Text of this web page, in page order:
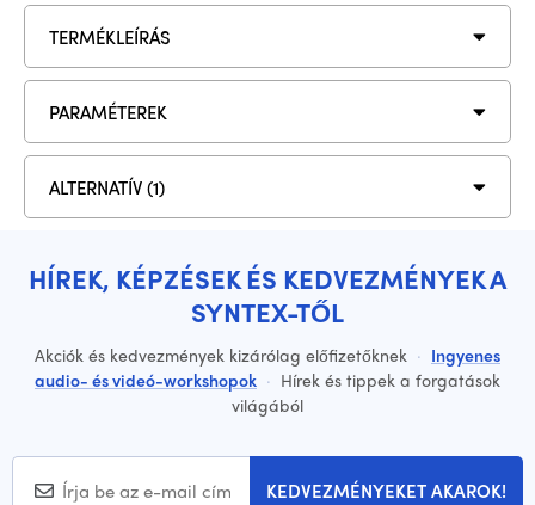
TERMÉKLEÍRÁS
PARAMÉTEREK
ALTERNATÍV (1)
HÍREK, KÉPZÉSEK ÉS KEDVEZMÉNYEK A
SYNTEX-TŐL
Akciók és kedvezmények kizárólag előfizetőknek · Ingyenes
audio- és videó-workshopok · Hírek és tippek a forgatások
világából
KEDVEZMÉNYEKET AKAROK!